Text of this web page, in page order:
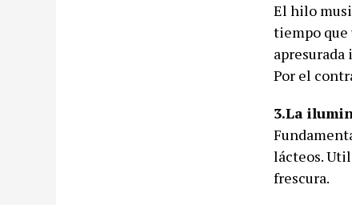
El hilo
tiempo que
Por el
3.La
lácteos.
frescura.